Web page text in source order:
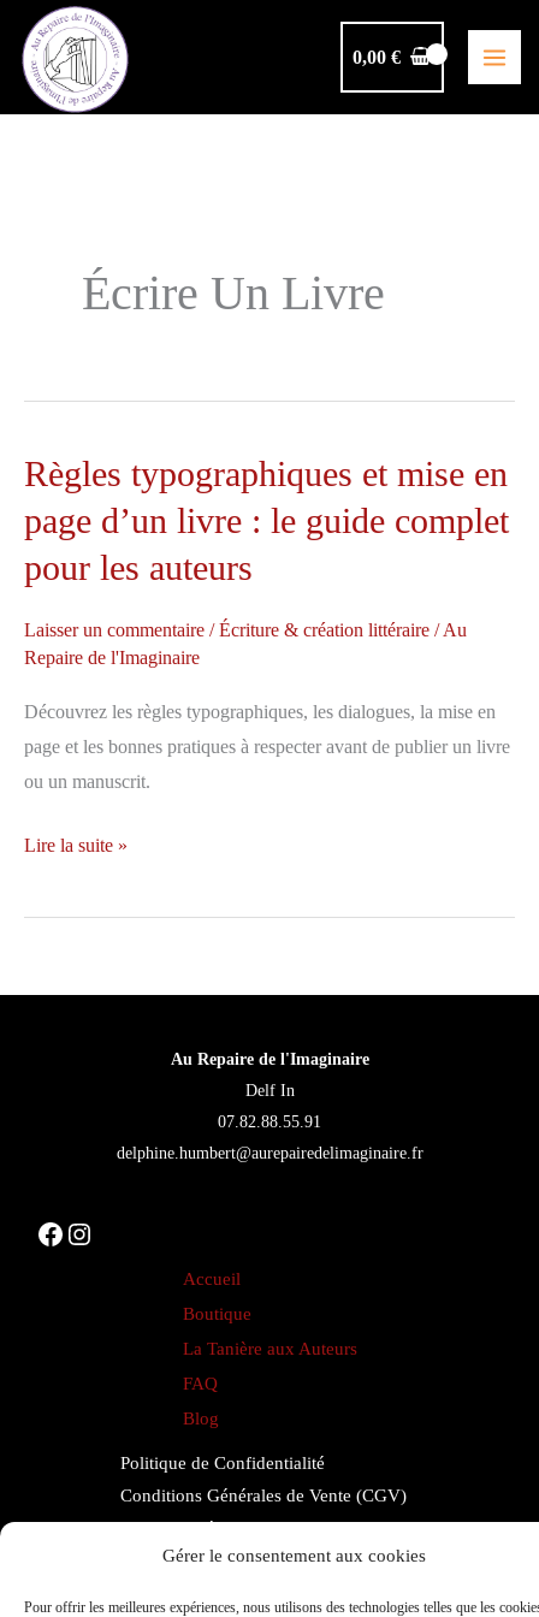
Gérer le consentement aux cookies
Pour offrir les meilleures expériences, nous utilisons des technologies telles que les
contenu
0,00€
Écrire Un Livre
Règles typographiques et mise en
page d’un livre : le guide complet
pour les auteurs
Laisser un commentaire /Écriture & création littéraire /Au
Repaire de l'Imaginaire
Découvrez les règles typographiques, les dialogues, la mise en
page et les bonnes pratiques à respecter avant de publier un livre
ou un manuscrit.
Règles
et
complet
Lire la suite »
Au Repaire de l'Imaginaire
Delf In
07.82.88.55.91
delphine.humbert@aurepairedelimaginaire.fr
Facebook
Instagram
Accueil
Boutique
La Tanière aux Auteurs
FAQ
Blog
Politique de Confidentialité
Conditions Générales de Vente (CGV)
Mentions Légales
Contact